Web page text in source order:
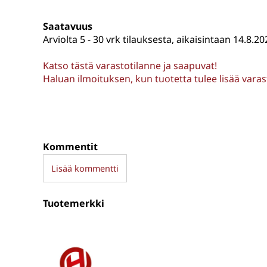
Saatavuus
Arviolta 5 - 30 vrk tilauksesta, aikaisintaan
Katso tästä varastotilanne ja saapuvat!
Haluan ilmoituksen, kun tuotetta tulee lisää
Kommentit
Lisää kommentti
Tuotemerkki